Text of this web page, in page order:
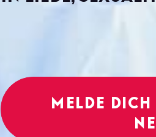
Melde dich